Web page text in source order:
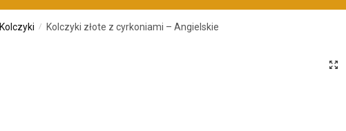
Kolczyki / Kolczyki złote z cyrkoniami – Angielskie